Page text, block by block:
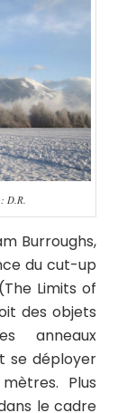
D.R.
Burroughs,
du cut-up
Limits of
des objets
anneaux
se déployer
Plus
le cadre